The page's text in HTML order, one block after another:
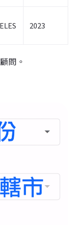
2023
問。